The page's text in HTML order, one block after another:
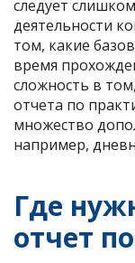
следует
деятельности
том, какие
время
сложность в
отчета по
множество
например,
Где
отчет